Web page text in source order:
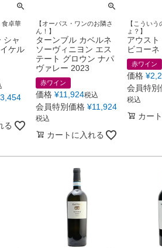
食卓華
シャ
ケル
3,454
る
【オーパス・ワンのお隣さ
ん！】
ターンブル カベルネ
ソーヴィニヨン エス
テート グロウン ナパ
ヴァレー 2023
赤ワイン
価格 ¥11,924税込
会員特別価格 ¥11,924
税込
カートに入れる
【こうい
ょ？】
アウス
ビコーネ
赤ワイン
価格 ¥
会員特別
税込
カー